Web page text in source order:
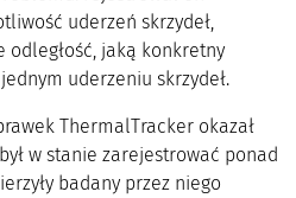
uderzeń skrzydeł,
odległość, jaką konkretny
uderzeniu skrzydeł.
ThermalTracker okazał
w stanie zarejestrować ponad
badany przez niego